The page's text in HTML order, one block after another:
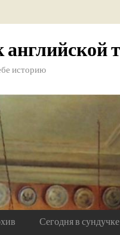
английской
историю
Сегодня в сундучке